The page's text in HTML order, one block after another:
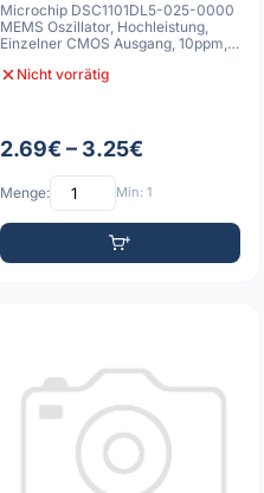
Microchip DSC1101DL5-025-0000
MEMS Oszillator, Hochleistung,
Einzelner CMOS Ausgang, 10ppm,
Nicht vorrätig
2.69€ – 3.25€
Menge: Min: 1